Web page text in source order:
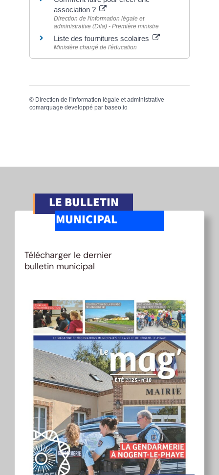
association ?
Direction de l'information légale et
administrative (Dila) - Première ministre
Liste des fournitures scolaires
Ministère chargé de l'éducation
© Direction de l'information légale et administrative
comarquage developpé par baseo.io
LE BULLETIN
MUNICIPAL
Télécharger le dernier
bulletin municipal